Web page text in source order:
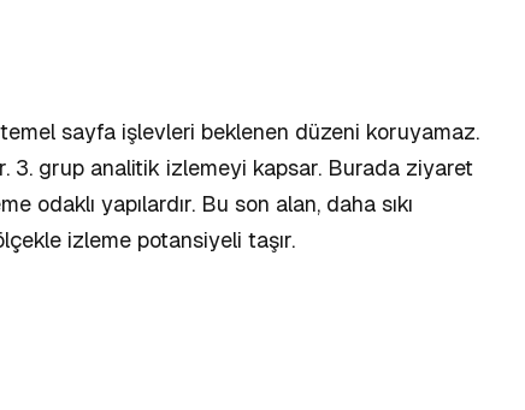
sayfa işlevleri beklenen düzeni koruyamaz.
3. grup analitik izlemeyi kapsar. Burada ziyaret
yapılardır. Bu son alan, daha sıkı
izleme potansiyeli taşır.